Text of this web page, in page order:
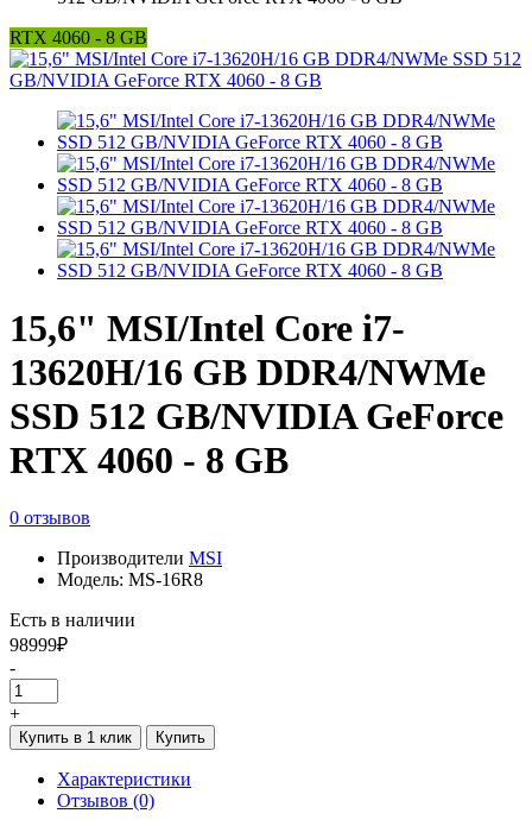
RTX 4060 - 8 GB
15,6" MSI/Intel Core i7-
13620H/16 GB DDR4/NWMe
SSD 512 GB/NVIDIA GeForce
RTX 4060 - 8 GB
0 отзывов
Производители MSI
Модель: MS-16R8
Есть в наличии
98999₽
-
+
Купить в 1 клик Купить
Характеристики
Отзывов (0)